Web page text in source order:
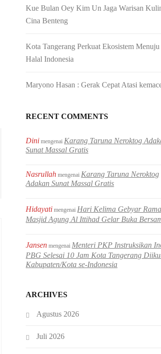
Kue Bulan Oey Kim Un Jaga Warisan
Cina Benteng
Kota Tangerang Perkuat Ekosistem
Halal Indonesia
Maryono Hasan : Gerak Cepat Atasi
RECENT COMMENTS
Dini mengenaiKarang Taruna Neroktog
Sunat Massal Gratis
Nasrullah mengenaiKarang Taruna Neroktog
Adakan Sunat Massal Gratis
Hidayati mengenaiHari Kelima Gebyar
Masjid Agung Al Ittihad Gelar Buka
Jansen mengenaiMenteri PKP Instruksikan
PBG Selesai 10 Jam Kota Tangerang
Kabupaten/Kota se-Indonesia
ARCHIVES
Agustus 2026
Juli 2026